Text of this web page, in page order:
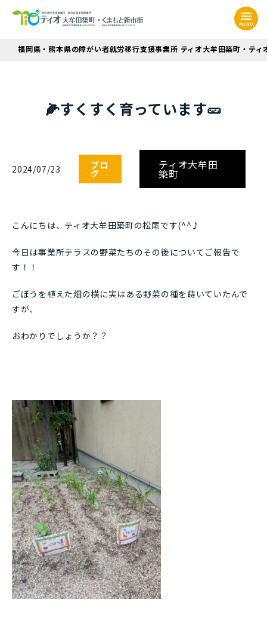
MENU
福岡県・熊本県の障がい者就労移行支援事業所 ティオ大牟田築町・ティ
🌽すくすく育っています🥒
2024/07/23 ブロ
グ
ティオ大牟田
築町
こんにちは、ティオ大牟田築町の松尾です(^^♪
今日は事業所テラスの野菜たちのその後についてご報告で
す！！
ごぼうを植えた畑の横に実はある野菜の種を蒔いていたんで
すが、
おわかりでしょうか？？